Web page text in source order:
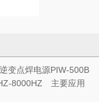
变点焊电源PIW-500B
8000HZ 主要应用